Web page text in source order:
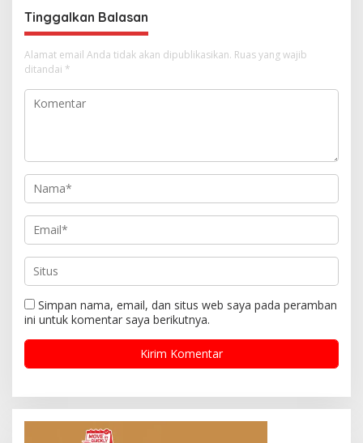
s
Tinggalkan Balasan
Alamat email Anda tidak akan dipublikasikan. Ruas yang wajib
ditandai *
Simpan nama, email, dan situs web saya pada peramban
ini untuk komentar saya berikutnya.